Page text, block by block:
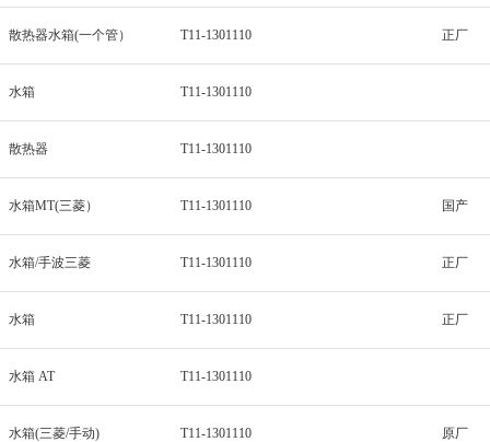
散热器水箱(一个管） T11-1301110 正厂
水箱 T11-1301110
散热器 T11-1301110
水箱MT(三菱） T11-1301110 国产
水箱/手波三菱 T11-1301110 正厂
水箱 T11-1301110 正厂
水箱 AT T11-1301110
水箱(三菱/手动) T11-1301110 原厂